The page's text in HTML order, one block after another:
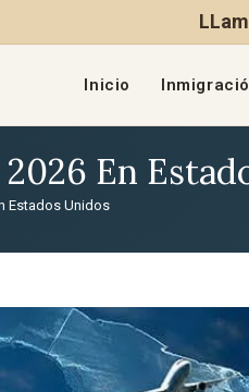
Inicio
En
Estados Unidos